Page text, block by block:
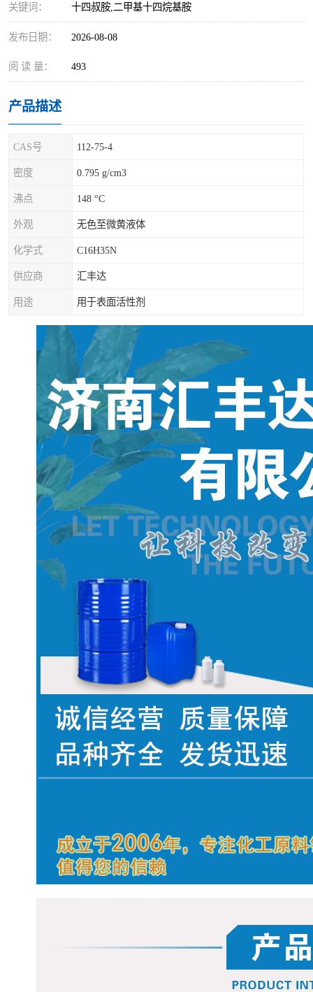
关键词： 十四叔胺,二甲基十四烷基胺
发布日期： 2026-08-08
阅 读 量： 493
产品描述
CAS号 112-75-4
密度 0.795 g/cm3
沸点 148 °C
外观 无色至微黄液体
化学式 C16H35N
供应商 汇丰达
用途 用于表面活性剂
水处理助剂